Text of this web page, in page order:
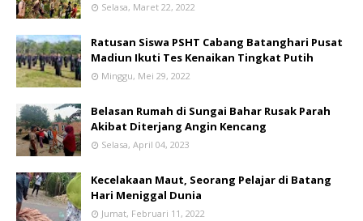
Selasa, Maret 22, 2022
Ratusan Siswa PSHT Cabang Batanghari Pusat
Madiun Ikuti Tes Kenaikan Tingkat Putih
Minggu, Mei 29, 2022
Belasan Rumah di Sungai Bahar Rusak Parah
Akibat Diterjang Angin Kencang
Selasa, April 04, 2023
Kecelakaan Maut, Seorang Pelajar di Batang
Hari Meniggal Dunia
Jumat, Februari 11, 2022